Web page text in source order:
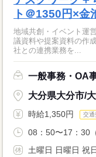
ト＠1350円×金
地域共創・イベント運
議資料や提案資料の作
社との連携業務を...
一般事務・OA
大分県大分市/
時給1,350円 交通
08：50〜17：30
土曜日 日曜日 祝